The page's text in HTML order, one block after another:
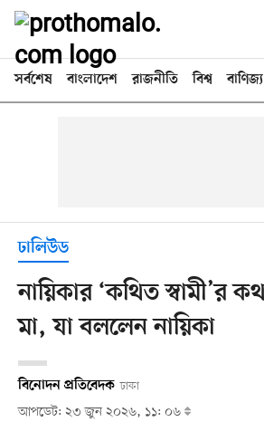
সর্বশেষ বাংলাদেশ রাজনীতি বিশ্ব বাণিজ্য
ঢালিউড
নায়িকার ‘কথিত স্বামী’র
মা, যা বললেন নায়িকা
বিনোদন প্রতিবেদক ঢাকা
আপডেট: ২৩ জুন ২০২৬, ১১: ০৬